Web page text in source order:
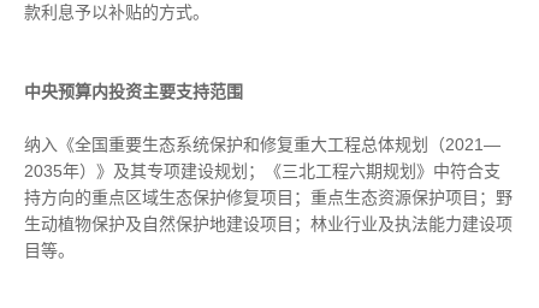
款利息予以补贴的方式。
中央预算内投资主要支持范围
纳入《全国重要生态系统保护和修复重大工程总体规划（2021—
2035年）》及其专项建设规划；《三北工程六期规划》中符合支
持方向的重点区域生态保护修复项目；重点生态资源保护项目；野
生动植物保护及自然保护地建设项目；林业行业及执法能力建设项
目等。